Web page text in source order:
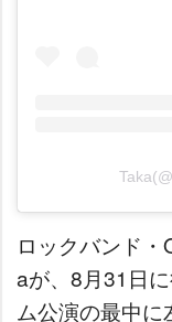
ロックバンド
aが、8月31日
ム公演の最中